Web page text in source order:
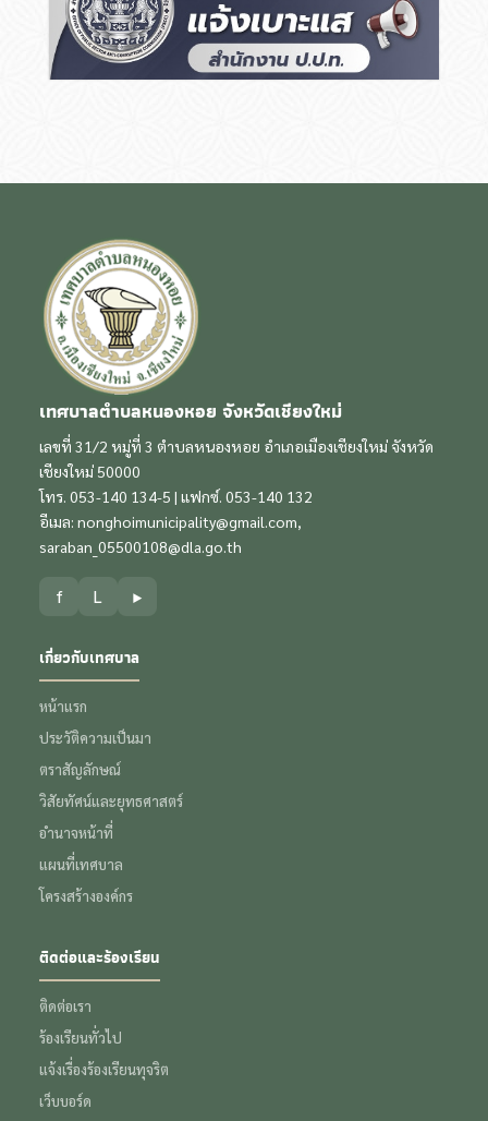
เทศบาลตำบลหนองหอย จังหวัดเชียงใหม่
เลขที่ 31/2 หมู่ที่ 3 ตำบลหนองหอย อำเภอเมืองเชียงใหม่ จังหวัด
เชียงใหม่ 50000
โทร. 053-140 134-5 | แฟกซ์. 053-140 132
อีเมล: nonghoimunicipality@gmail.com,
saraban_05500108@dla.go.th
f L ▶
เกี่ยวกับเทศบาล
หน้าแรก
ประวัติความเป็นมา
ตราสัญลักษณ์
วิสัยทัศน์และยุทธศาสตร์
อำนาจหน้าที่
แผนที่เทศบาล
โครงสร้างองค์กร
ติดต่อและร้องเรียน
ติดต่อเรา
ร้องเรียนทั่วไป
แจ้งเรื่องร้องเรียนทุจริต
เว็บบอร์ด